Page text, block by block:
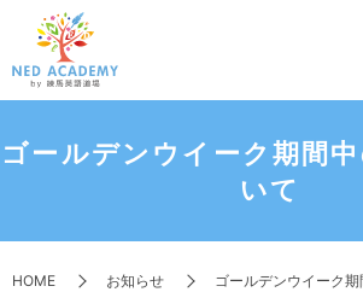
ゴールデンウイーク期間
いて
HOME お知らせ ゴールデンウイーク